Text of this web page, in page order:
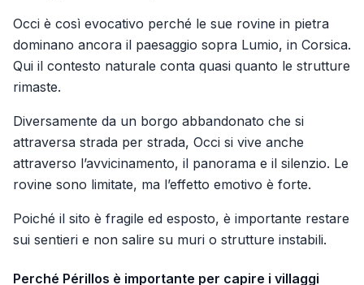
Occi è così evocativo perché le sue rovine in pietra
dominano ancora il paesaggio sopra Lumio, in Corsica.
Qui il contesto naturale conta quasi quanto le strutture
rimaste.
Diversamente da un borgo abbandonato che si
attraversa strada per strada, Occi si vive anche
attraverso l’avvicinamento, il panorama e il silenzio. Le
rovine sono limitate, ma l’effetto emotivo è forte.
Poiché il sito è fragile ed esposto, è importante restare
sui sentieri e non salire su muri o strutture instabili.
Perché Périllos è importante per capire i villaggi